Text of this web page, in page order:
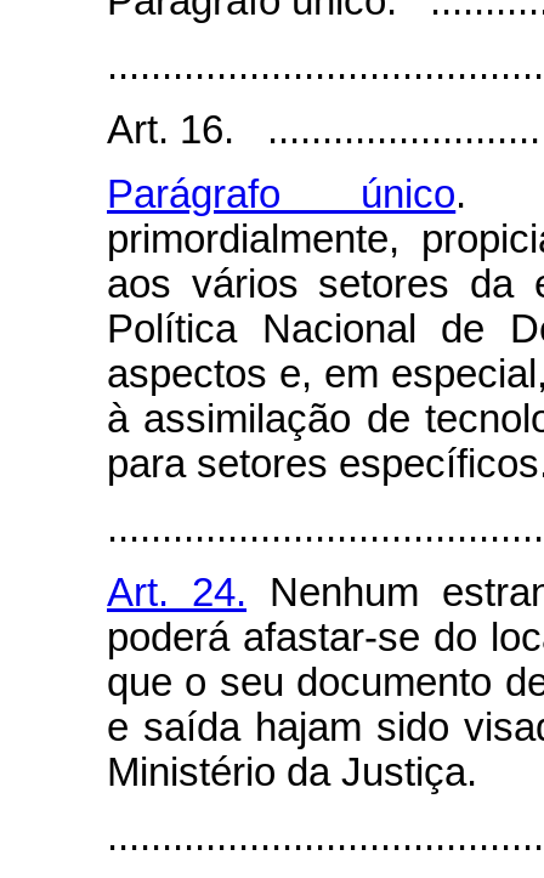
Art. 16.
Parágrafo único. A
primordialmente,
aos vários setores da
Política Nacional de
aspectos e, em
à assimilação de
para setores
Art. 24. Nenhum
poderá afastar-se do
que o seu documento
e saída hajam sido
Ministério da Justiça.